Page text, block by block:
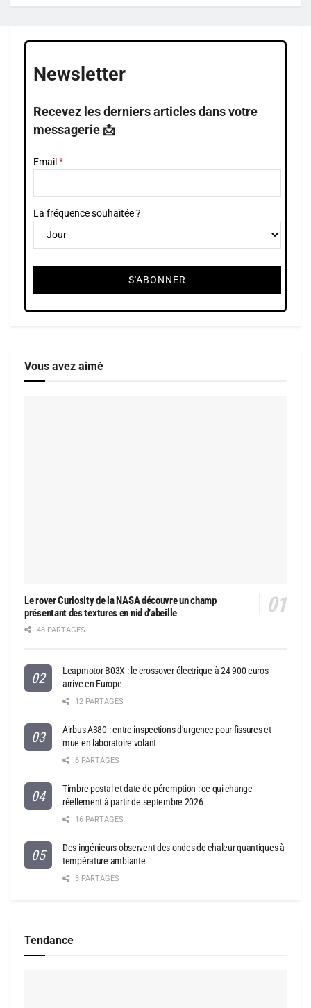
Newsletter
Recevez les derniers articles dans votre
messagerie 📩
Email
La fréquence souhaitée ?
Vous avez aimé
Le rover Curiosity de la NASA découvre un champ
présentant des textures en nid d’abeille
48 PARTAGES
Leapmotor B03X : le crossover électrique à 24 900 euros
arrive en Europe
12 PARTAGES
Airbus A380 : entre inspections d’urgence pour fissures et
mue en laboratoire volant
6 PARTAGES
Timbre postal et date de péremption : ce qui change
réellement à partir de septembre 2026
16 PARTAGES
Des ingénieurs observent des ondes de chaleur quantiques à
température ambiante
3 PARTAGES
Tendance